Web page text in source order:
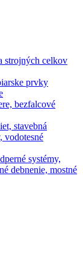
strojných celkov
prvky
bezfalcové
stavebná
vodotesné
systémy,
debnenie, mostné